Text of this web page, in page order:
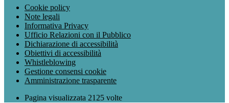
Cookie policy
Note legali
Informativa Privacy
Ufficio Relazioni con il Pubblico
Dichiarazione di accessibilità
Obiettivi di accessibilità
Whistleblowing
Gestione consensi cookie
Amministrazione trasparente
Pagina visualizzata 2125 volte